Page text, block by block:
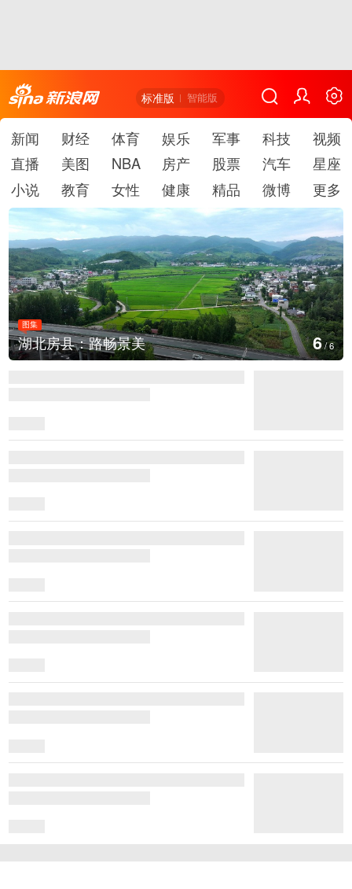
标准版 智能版
新闻 财经 体育 娱乐 军事 科技
视频
直播
美图 NBA 房产 股票 汽车
星座
小说
教育 女性 健康 精品 微博 更多
图集
德国：巴特施瓦尔巴赫森林野火 1/6